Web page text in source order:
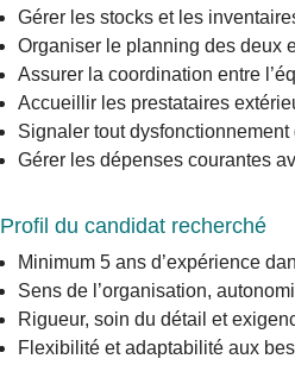
Gérer les stocks et les
Organiser le planning des deux
Assurer la coordination entre
Accueillir les prestataires
Signaler tout
Gérer les dépenses courantes
Profil du candidat recherché
Minimum 5 ans d’expérience
Sens de l’organisation,
Rigueur, soin du détail et
Flexibilité et adaptabilité aux